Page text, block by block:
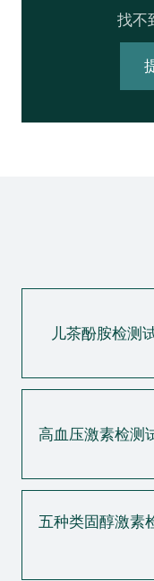
找不
儿茶酚胺检测
高血压激素检测
五种类固醇激素